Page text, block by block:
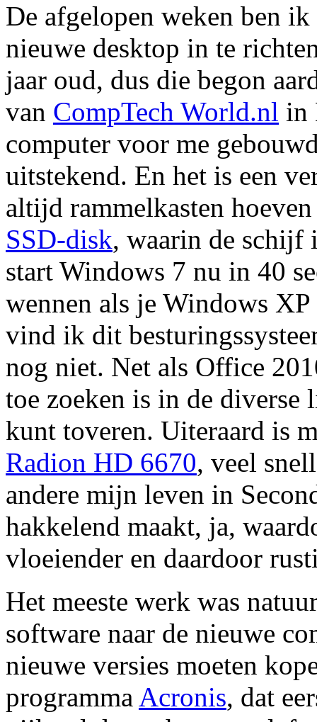
De afgelopen weken ben
nieuwe desktop in te
jaar oud, dus die begon
van CompTech World.nl in
computer voor me
uitstekend. En het is een
altijd rammelkasten
SSD-disk, waarin de schijf
start Windows 7 nu in 40
wennen als je Windows
vind ik dit
nog niet. Net als Office
toe zoeken is in de diverse
kunt toveren. Uiteraard is
Radion HD 6670, veel
andere mijn leven in
hakkelend maakt, ja,
vloeiender en daardoor
Het meeste werk was
software naar de nieuwe
nieuwe versies moeten
programma Acronis, dat